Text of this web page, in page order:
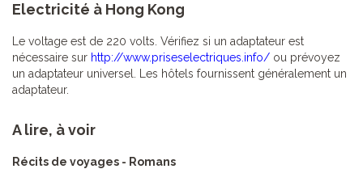
Electricité à Hong Kong
Le voltage est de 220 volts. Vérifiez si un adaptateur est
nécessaire sur http://www.priseselectriques.info/ ou prévoyez
un adaptateur universel. Les hôtels fournissent généralement un
adaptateur.
A lire, à voir
Récits de voyages - Romans